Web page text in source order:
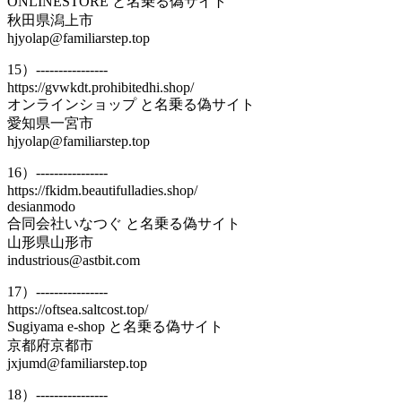
秋田県潟上市
hjyolap@familiarstep.top
15）----------------
https://gvwkdt.prohibitedhi.shop/
オンラインショップ と名乗る偽サイト
愛知県一宮市
hjyolap@familiarstep.top
16）----------------
https://fkidm.beautifulladies.shop/
desianmodo
合同会社いなつぐ と名乗る偽サイト
山形県山形市
industrious@astbit.com
17）----------------
https://oftsea.saltcost.top/
Sugiyama e-shop と名乗る偽サイト
京都府京都市
jxjumd@familiarstep.top
18）----------------